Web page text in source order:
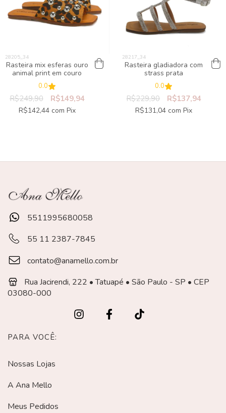
Rasteira mix esferas ouro
animal print em couro
0.0
R$249,90 R$149,94
R$142,44 com Pix
Rasteira gladiadora com
strass prata
0.0
R$229,90 R$137,94
R$131,04 com Pix
5511995680058
55 11 2387-7845
contato@anamello.com.br
Rua Jacirendi, 222 • Tatuapé • São Paulo - SP • CEP
03080-000
PARA VOCÊ:
Nossas Lojas
A Ana Mello
Meus Pedidos